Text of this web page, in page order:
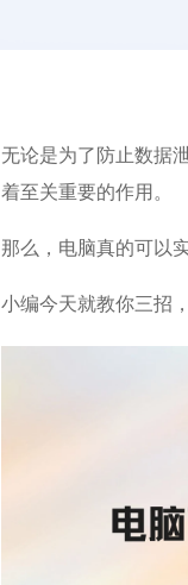
无论是为了防止数据
着至关重要的作用。
那么，电脑真的可以
小编今天就教你三招